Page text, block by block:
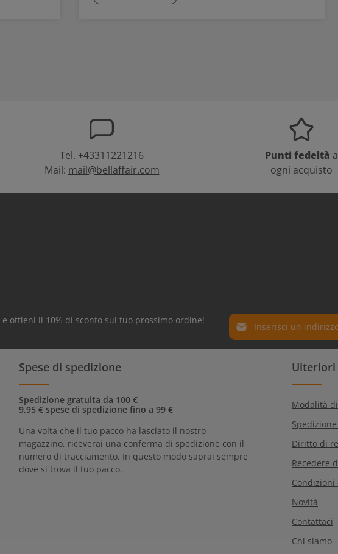
Tel. +43311221216
Mail: mail@bellaffair.com
Punti fedeltà a
ogni acquisto
ottieni il 10% di sconto sul tuo prossimo ordine! Indirizzo e-mail*
Protez. dati
Selezionando continua
informativa sulla
I campi contrassegnati
Spese di spedizione
Spedizione gratuita da 100 €
9,95 € spese di spedizione fino a 99 €
Una volta che il tuo pacco ha lasciato il nostro
magazzino, riceverai una conferma di spedizione con il
numero di tracciamento. In questo modo saprai sempre
dove si trova il tuo pacco.
Modalità
Diritto di
Recedere
Novità
Contattaci
Chi siamo